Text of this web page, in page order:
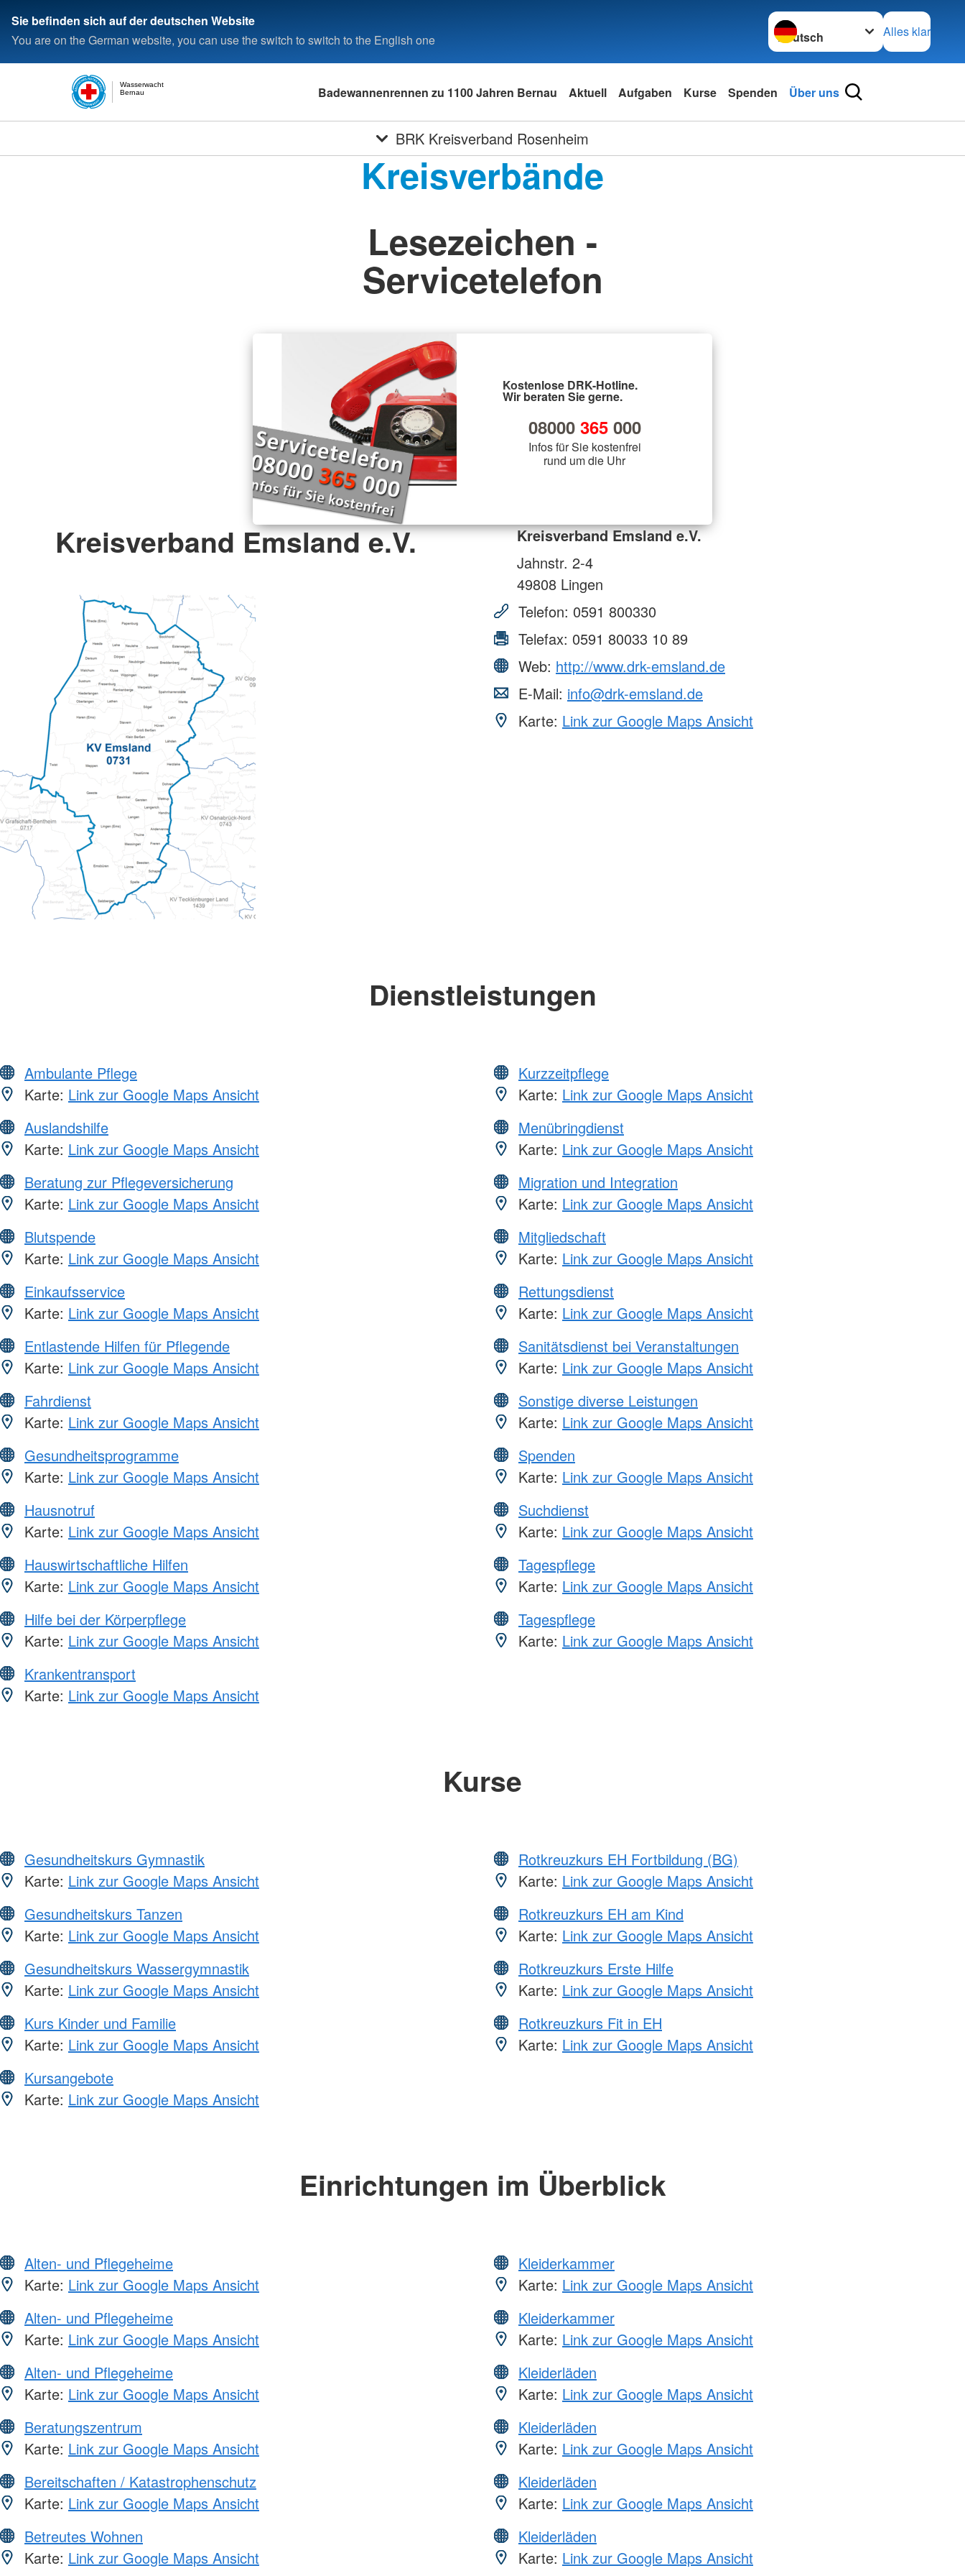
Sie befinden sich auf der deutschen Website
You are on the German website, you can use the switch to switch to the English one
Sprache wechseln zu
Alles klar
Bernau
Wasserwacht Badewannenrennen zu 1100 Jahren Bernau Aktuell Aufgaben Kurse Spenden Über uns
BRK Kreisverband Rosenheim
Kreisverbände
Lesezeichen -
Servicetelefon
Kostenlose DRK-Hotline.
Wir beraten Sie gerne.
08000 365000
Infos für Sie kostenfrei
rund um die Uhr
Kreisverband Emsland e.V.
Kreisverband Emsland e.V.
Jahnstr. 2-4
49808 Lingen
Telefon: 0591 800330
Telefax: 0591 80033 10 89
Web: http://www.drk-emsland.de
E-Mail: info@drk-emsland.de
Karte: Link zur Google Maps Ansicht
Dienstleistungen
Ambulante Pflege
Karte: Link zur Google Maps Ansicht
Auslandshilfe
Karte: Link zur Google Maps Ansicht
Beratung zur Pflegeversicherung
Karte: Link zur Google Maps Ansicht
Blutspende
Karte: Link zur Google Maps Ansicht
Einkaufsservice
Karte: Link zur Google Maps Ansicht
Entlastende Hilfen für Pflegende
Karte: Link zur Google Maps Ansicht
Fahrdienst
Karte: Link zur Google Maps Ansicht
Gesundheitsprogramme
Karte: Link zur Google Maps Ansicht
Hausnotruf
Karte: Link zur Google Maps Ansicht
Hauswirtschaftliche Hilfen
Karte: Link zur Google Maps Ansicht
Hilfe bei der Körperpflege
Karte: Link zur Google Maps Ansicht
Krankentransport
Karte: Link zur Google Maps Ansicht
Kurzzeitpflege
Karte: Link zur Google Maps Ansicht
Menübringdienst
Karte: Link zur Google Maps Ansicht
Migration und Integration
Karte: Link zur Google Maps Ansicht
Mitgliedschaft
Karte: Link zur Google Maps Ansicht
Rettungsdienst
Karte: Link zur Google Maps Ansicht
Sanitätsdienst bei Veranstaltungen
Karte: Link zur Google Maps Ansicht
Sonstige diverse Leistungen
Karte: Link zur Google Maps Ansicht
Spenden
Karte: Link zur Google Maps Ansicht
Suchdienst
Karte: Link zur Google Maps Ansicht
Tagespflege
Karte: Link zur Google Maps Ansicht
Tagespflege
Karte: Link zur Google Maps Ansicht
Kurse
Gesundheitskurs Gymnastik
Karte: Link zur Google Maps Ansicht
Gesundheitskurs Tanzen
Karte: Link zur Google Maps Ansicht
Gesundheitskurs Wassergymnastik
Karte: Link zur Google Maps Ansicht
Kurs Kinder und Familie
Karte: Link zur Google Maps Ansicht
Kursangebote
Karte: Link zur Google Maps Ansicht
Rotkreuzkurs EH Fortbildung (BG)
Karte: Link zur Google Maps Ansicht
Rotkreuzkurs EH am Kind
Karte: Link zur Google Maps Ansicht
Rotkreuzkurs Erste Hilfe
Karte: Link zur Google Maps Ansicht
Rotkreuzkurs Fit in EH
Karte: Link zur Google Maps Ansicht
Einrichtungen im Überblick
Alten- und Pflegeheime
Karte: Link zur Google Maps Ansicht
Alten- und Pflegeheime
Karte: Link zur Google Maps Ansicht
Alten- und Pflegeheime
Karte: Link zur Google Maps Ansicht
Beratungszentrum
Karte: Link zur Google Maps Ansicht
Bereitschaften / Katastrophenschutz
Karte: Link zur Google Maps Ansicht
Betreutes Wohnen
Karte: Link zur Google Maps Ansicht
Kleiderkammer
Karte: Link zur Google Maps Ansicht
Kleiderkammer
Karte: Link zur Google Maps Ansicht
Kleiderläden
Karte: Link zur Google Maps Ansicht
Kleiderläden
Karte: Link zur Google Maps Ansicht
Kleiderläden
Karte: Link zur Google Maps Ansicht
Kleiderläden
Karte: Link zur Google Maps Ansicht